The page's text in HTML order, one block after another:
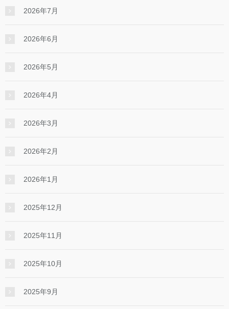
2026年7月
2026年6月
2026年5月
2026年4月
2026年3月
2026年2月
2026年1月
2025年12月
2025年11月
2025年10月
2025年9月